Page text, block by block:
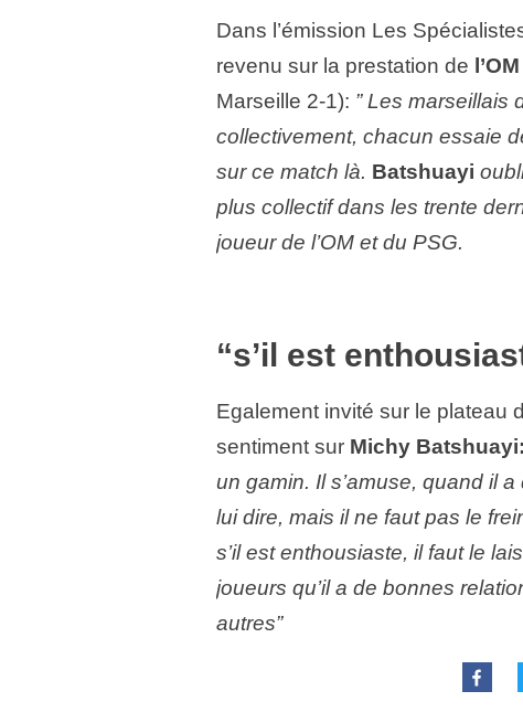
Dans l’émission Les
revenu sur la prestation de l’OM
Marseille 2-1): ” Les marseillais
collectivement, chacun essaie
sur ce match là. Batshuayi
plus collectif dans les trente
joueur de l’OM et du PSG.
“s’il est
Egalement invité sur le plateau
sentiment sur Michy Batshuayi:
un gamin. Il s’amuse, quand il
lui dire, mais il ne faut pas le
s’il est enthousiaste, il faut le
joueurs qu’il a de bonnes
autres”